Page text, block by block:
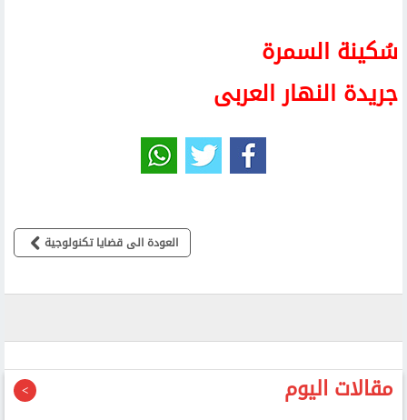
سُكينة السمرة
جريدة النهار العربى
العودة الى قضايا تكنولوجية
مقالات اليوم